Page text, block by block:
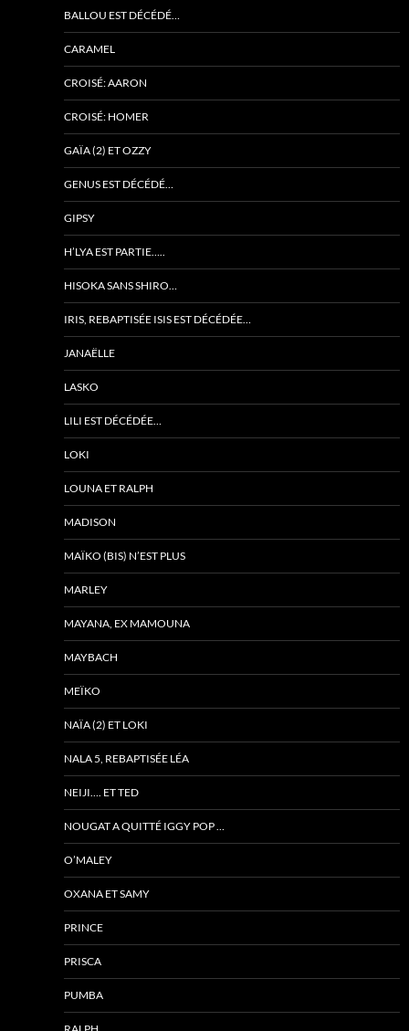
BALLOU EST DÉCÉDÉ…
CARAMEL
CROISÉ: AARON
CROISÉ: HOMER
GAÏA (2) ET OZZY
GENUS EST DÉCÉDÉ…
GIPSY
H’LYA EST PARTIE…..
HISOKA SANS SHIRO…
IRIS, REBAPTISÉE ISIS EST DÉCÉDÉE…
JANAËLLE
LASKO
LILI EST DÉCÉDÉE…
LOKI
LOUNA ET RALPH
MADISON
MAÏKO (BIS) N’EST PLUS
MARLEY
MAYANA, EX MAMOUNA
MAYBACH
MEÏKO
NAÏA (2) ET LOKI
NALA 5, REBAPTISÉE LÉA
NEIJI…. ET TED
NOUGAT A QUITTÉ IGGY POP …
O’MALEY
OXANA ET SAMY
PRINCE
PRISCA
PUMBA